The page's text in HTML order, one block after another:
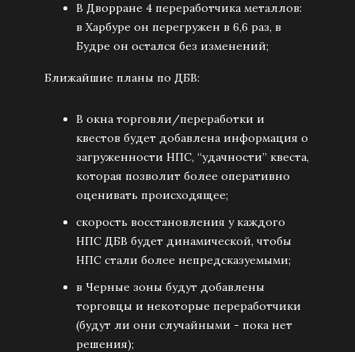
В Дворране 4 переработчика металлов:
в Харбуре он перегружен в 6,6 раз, в
Будре он остался без изменений;
Ближайшие планы по ДБВ:
В окна торговли/переработки и
квестов будет добавлена информация о
загруженности НПС, “удачности” квеста,
которая позволит более оперативно
оценивать происходящее;
скорость восстановления у каждого
НПС ДБВ будет динамической, чтобы
НПС стали более непредсказуемыми;
в Черные зоны будут добавлены
торговцы и некоторые переработчики
(будут ли они случайными - пока нет
решения);